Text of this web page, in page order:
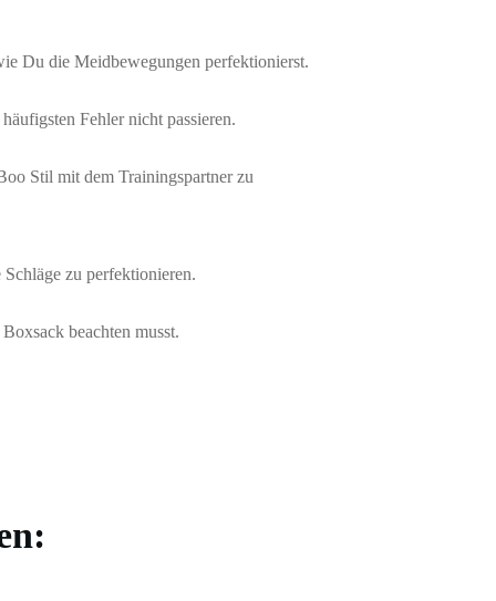
Du die Meidbewegungen perfektionierst.
Fehler nicht passieren.
Stil mit dem Trainingspartner zu
zu perfektionieren.
beachten musst.